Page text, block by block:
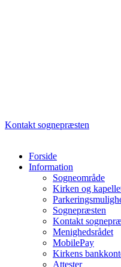
Kontakt sognepræsten
Forside
Information
Sogneområde
Kirken og
Sognepræsten
Kontakt
Menighedsrådet
MobilePay
Kirkens
Attester